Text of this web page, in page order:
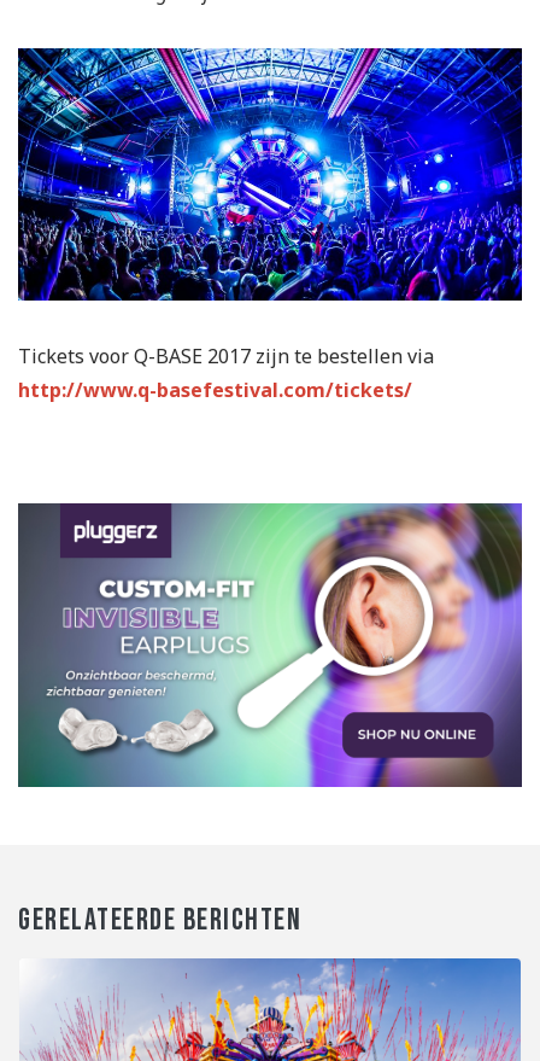
Tickets voor Q-BASE 2017 zijn te bestellen via
http://www.q-basefestival.com/tickets/
GERELATEERDE BERICHTEN